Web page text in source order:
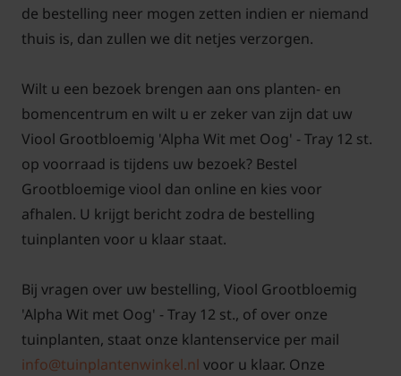
de bestelling neer mogen zetten indien er niemand
thuis is, dan zullen we dit netjes verzorgen.
Wilt u een bezoek brengen aan ons planten- en
bomencentrum en wilt u er zeker van zijn dat uw
Viool Grootbloemig 'Alpha Wit met Oog' - Tray 12 st.
op voorraad is tijdens uw bezoek? Bestel
Grootbloemige viool dan online en kies voor
afhalen. U krijgt bericht zodra de bestelling
tuinplanten voor u klaar staat.
Bij vragen over uw bestelling, Viool Grootbloemig
'Alpha Wit met Oog' - Tray 12 st., of over onze
tuinplanten, staat onze klantenservice per mail
info@tuinplantenwinkel.nl voor u klaar. Onze